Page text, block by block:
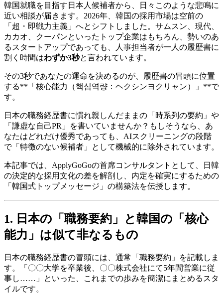
韓国就職を目指す日本人候補者から、日々このような悲鳴に
近い相談が届きます。2026年、韓国の採用市場は空前の
「超・即戦力主義」へとシフトしました。サムスン、現代、
カカオ、クーパンといったトップ企業はもちろん、勢いのあ
るスタートアップであっても、人事担当者が一人の履歴書に
割く時間はわずか3秒と言われています。
その3秒であなたの運命を決めるのが、履歴書の冒頭に位置
する**「核心能力（핵심역량：ヘクシンヨクリャン）」**で
す。
日本の職務経歴書に慣れ親しんだままの「時系列の要約」や
「謙虚な自己PR」を書いていませんか？もしそうなら、あ
なたはどれだけ優秀であっても、AIスクリーニングの段階
で「特徴のない候補者」として機械的に除外されています。
本記事では、ApplyGoGoの首席コンサルタントとして、日韓
の決定的な採用文化の差を解剖し、内定を確実にするための
「韓国式トップメッセージ」の構築法を伝授します。
1. 日本の「職務要約」と韓国の「核心
能力」は似て非なるもの
日本の職務経歴書の冒頭には、通常「職務要約」を記載しま
す。「〇〇大学を卒業後、〇〇株式会社にて5年間営業に従
事し……」といった、これまでの歩みを簡潔にまとめるスタ
イルです。